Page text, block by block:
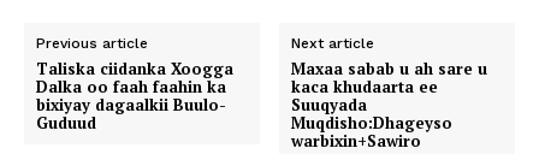
Previous article
Taliska ciidanka Xoogga
Dalka oo faah faahin ka
bixiyay dagaalkii Buulo-
Guduud
Next article
Maxaa sabab u ah sare u
kaca khudaarta ee
Suuqyada
Muqdisho:Dhageyso
warbixin+Sawiro